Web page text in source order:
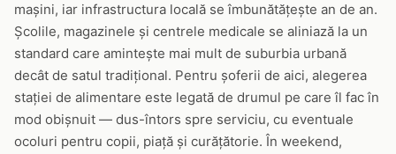
mașini, iar infrastructura locală se îmbunătățește an de an.
Școlile, magazinele și centrele medicale se aliniază la un
standard care amintește mai mult de suburbia urbană
decât de satul tradițional. Pentru șoferii de aici, alegerea
stației de alimentare este legată de drumul pe care îl fac în
mod obișnuit — dus-întors spre serviciu, cu eventuale
ocoluri pentru copii, piață și curățătorie. În weekend,